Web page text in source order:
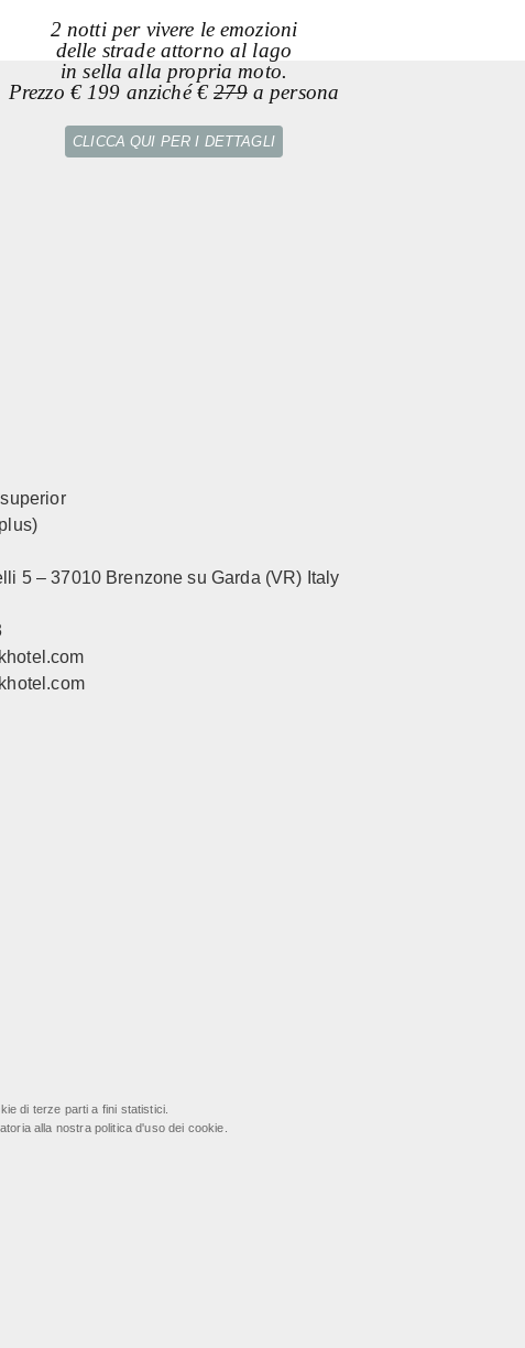
2 notti per vivere le emozioni
delle strade attorno al lago
in sella alla propria moto.
Prezzo € 199 anziché €279a persona
CLICCA QUI PER I DETTAGLI
5 – 37010 Brenzone su Garda (VR) Italy
di terze parti a fini statistici.
alla nostra politica d'uso dei cookie.